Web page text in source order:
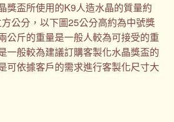
獎盃所使用的K9人造水晶的質量約
公分，以下圖25公分高約為中號獎
公斤的重量是一般人較為可接受的重
一般較為建議訂購客製化水晶獎盃的
可依據客戶的需求進行客製化尺寸大